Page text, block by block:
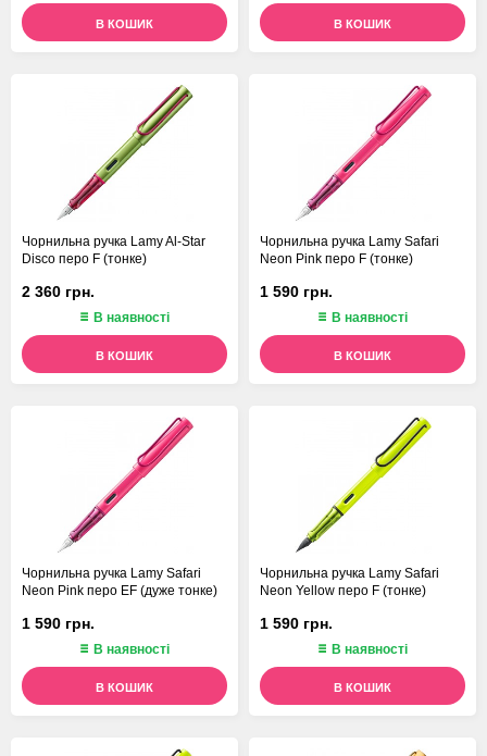
В КОШИК В КОШИК
Чорнильна ручка Lamy Al-Star
Disco перо F (тонке)
2 360 грн.
В наявності
В КОШИК
Чорнильна ручка Lamy Safari
Neon Pink перо F (тонке)
1 590 грн.
В наявності
В КОШИК
Чорнильна ручка Lamy Safari
Neon Pink перо EF (дуже тонке)
1 590 грн.
В наявності
В КОШИК
Чорнильна ручка Lamy Safari
Neon Yellow перо F (тонке)
1 590 грн.
В наявності
В КОШИК